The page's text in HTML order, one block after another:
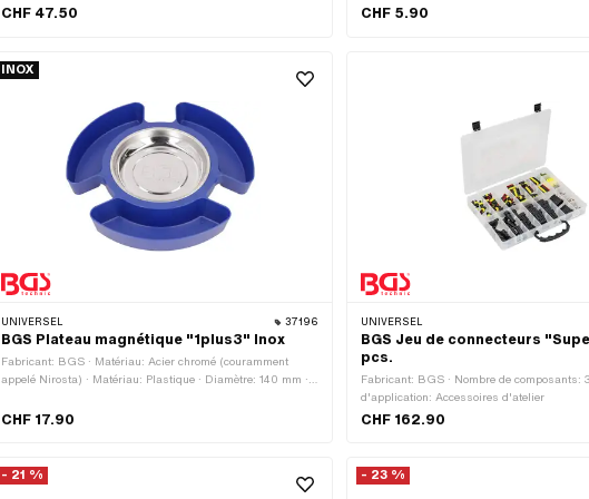
CHF 47.50
noir · Couleur: rouge · Couleur: vert · Ø
CHF 5.90
INOX
UNIVERSEL 37196
BGS Plateau magnétique "1plus3" Inox
Fabricant: BGS · Matériau: Acier chromé (couramment
appelé Nirosta) · Matériau: Plastique · Diamètre: 140 mm ·
Hauteur: 38 mm · Profondeur: 25 mm
CHF 17.90
UNIVERSEL
BGS Jeu de connecteurs
pcs.
Fabricant: BGS · Nombre de composants:
d'application: Accessoires d'atelier
CHF 162.90
- 21 % - 23 %